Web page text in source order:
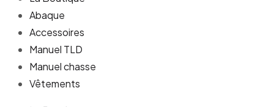
Abaque
Accessoires
Manuel TLD
Manuel chasse
Vêtements